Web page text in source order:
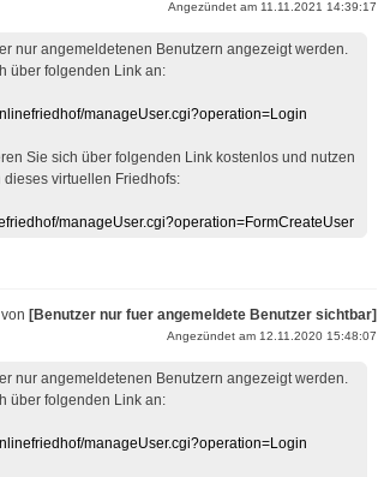
Angezündet am 11.11.2021 14:39:17
nur angemeldetenen Benutzern angezeigt werden.
über folgenden Link an:
manageUser.cgi?operation=Login
Sie sich über folgenden Link kostenlos und nutzen
virtuellen Friedhofs:
manageUser.cgi?operation=FormCreateUser
[Benutzer nur fuer angemeldete Benutzer sichtbar]
Angezündet am 12.11.2020 15:48:07
nur angemeldetenen Benutzern angezeigt werden.
über folgenden Link an:
manageUser.cgi?operation=Login